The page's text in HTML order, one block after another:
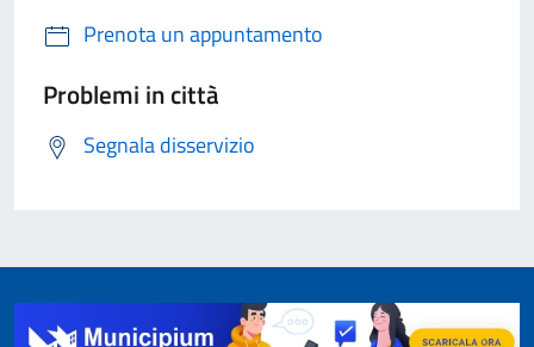
Prenota un appuntamento
Problemi in città
Segnala disservizio